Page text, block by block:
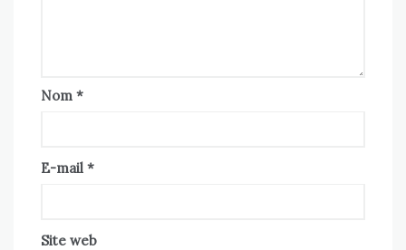
Nom *
E-mail *
Site web